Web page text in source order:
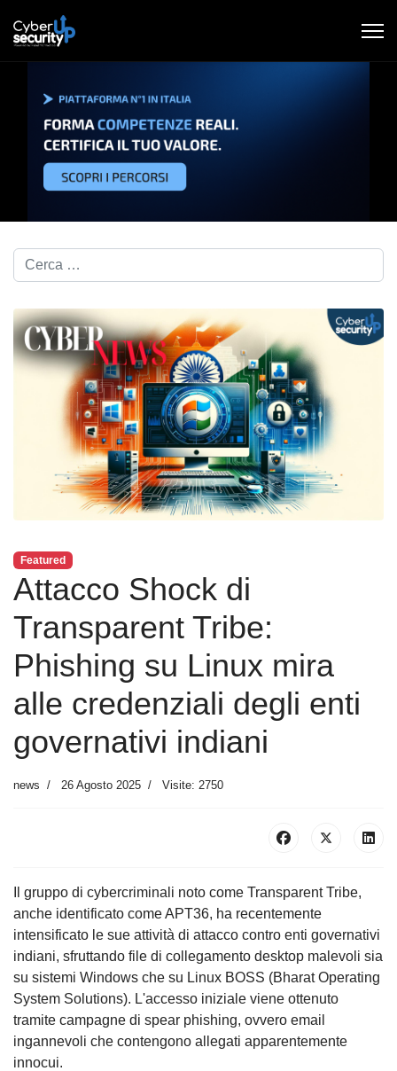
Cerca nel blog...
Featured
Attacco Shock di
Transparent Tribe:
Phishing su Linux mira
alle credenziali degli enti
governativi indiani
news 26 Agosto 2025 Visite: 2750
Il gruppo di cybercriminali noto come Transparent Tribe,
anche identificato come APT36, ha recentemente
intensificato le sue attività di attacco contro enti governativi
indiani, sfruttando file di collegamento desktop malevoli sia
su sistemi Windows che su Linux BOSS (Bharat Operating
System Solutions). L'accesso iniziale viene ottenuto
tramite campagne di spear phishing, ovvero email
ingannevoli che contengono allegati apparentemente
innocui.